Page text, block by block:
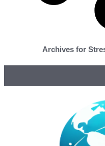
Archives for